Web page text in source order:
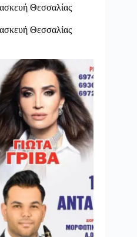
Θεσσαλίας
Θεσσαλίας